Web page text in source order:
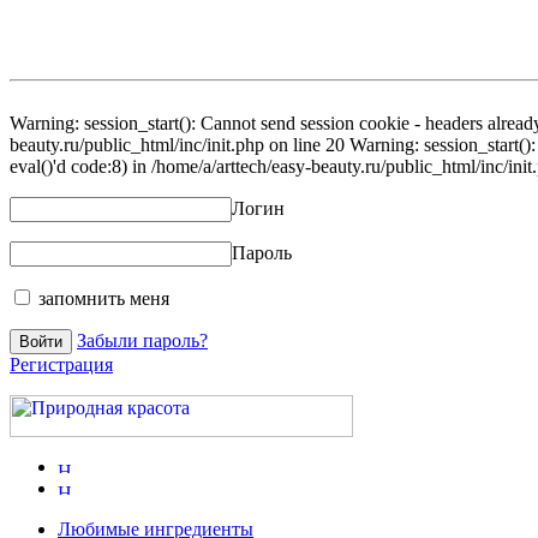
Warning: session_start(): Cannot send session cookie - headers
beauty.ru/public_html/inc/init.php on line 20 Warning:
eval()'d code:8) in /home/a/arttech/easy-beauty.ru/public_html/inc/
Логин
Пароль
запомнить меня
Забыли пароль?
Регистрация
Любимые ингредиенты